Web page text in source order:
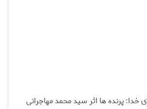
خدا: پرنده ها اثر سید محمد مهاجرانی